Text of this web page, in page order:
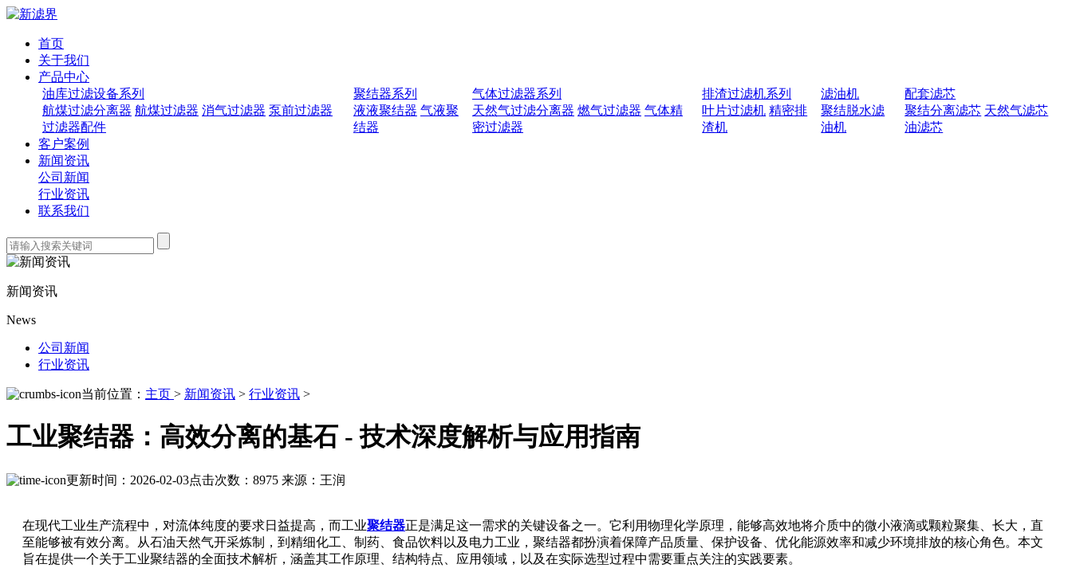
首页
关于我们
产品中心
油库过滤设备系列
航煤过滤分离器 航煤过滤器 消气过滤器 泵前过滤器
过滤器配件
聚结器系列
液液聚结器 气液聚
结器
气体过滤器系列
天然气过滤分离器 燃气过滤器 气体精
密过滤器
排渣过滤机系列
叶片过滤机 精密排
渣机
滤油机
聚结脱水滤
油机
配套滤芯
聚结分离滤芯 天然气滤芯
油滤芯
客户案例
新闻资讯
公司新闻
行业资讯
联系我们
新闻资讯
News
公司新闻
行业资讯
当前位置： 主页 > 新闻资讯 > 行业资讯 >
工业聚结器：高效分离的基石 - 技术深度解析与应用指南
更新时间：2026-02-03点击次数：8975 来源：王润
在现代工业生产流程中，对流体纯度的要求日益提高，而工业聚结器正是满足这一需求的关键设备之一。它利用物理化学原理，能够高效地将介质中的微小液滴或颗粒聚集、长大，直
至能够被有效分离。从石油天然气开采炼制，到精细化工、制药、食品饮料以及电力工业，聚结器都扮演着保障产品质量、保护设备、优化能源效率和减少环境排放的核心角色。本文
旨在提供一个关于工业聚结器的全面技术解析，涵盖其工作原理、结构特点、应用领域，以及在实际选型过程中需要重点关注的实践要素。